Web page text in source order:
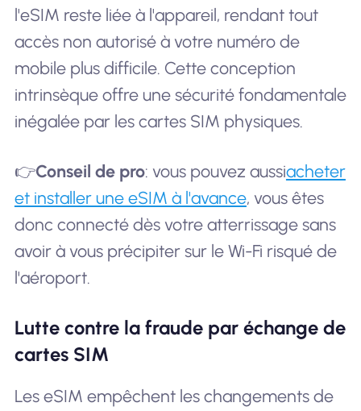
l'eSIM reste liée à l'appareil, rendant tout
accès non autorisé à votre numéro de
mobile plus difficile. Cette conception
intrinsèque offre une sécurité fondamentale
inégalée par les cartes SIM physiques.
👉Conseil de pro: vous pouvez aussiacheter
et installer une eSIM à l'avance, vous êtes
donc connecté dès votre atterrissage sans
avoir à vous précipiter sur le Wi-Fi risqué de
l'aéroport.
Lutte contre la fraude par échange de
cartes SIM
Les eSIM empêchent les changements de